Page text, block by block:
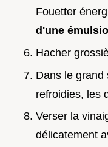
Fouetter
d'une
Hacher
Dans le grand
refroidies, les
Verser la
délicatement